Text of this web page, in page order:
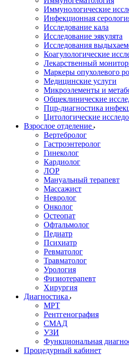
Иммунологические
Инфекционная
Исследование кала
Исследование эякулята
Исследования
Коагулологические
Лекарственный
Маркеры опухолевого
Медицинские услуги
Микроэлементы и
Общеклинические
Пцр-диагностика
Цитологические
Взрослое отделение
Вертебролог
Гастроэнтеролог
Гинеколог
Кардиолог
ЛОР
Мануальный терапевт
Массажист
Невролог
Онколог
Остеопат
Офтальмолог
Педиатр
Психиатр
Ревматолог
Травматолог
Урология
Физиотерапевт
Хирургия
Диагностика
МРТ
Рентгенография
СМАД
УЗИ
Функциональная
Процедурный кабинет